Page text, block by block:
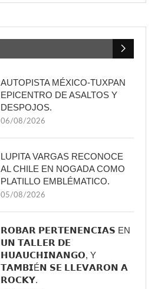
AUTOPISTA MÉXICO-TUXPAN
EPICENTRO DE ASALTOS Y
DESPOJOS.
06/08/2026
LUPITA VARGAS RECONOCE
AL CHILE EN NOGADA COMO
PLATILLO EMBLÉMATICO.
05/08/2026
𝗥𝗢𝗕𝗔𝗥 𝗣𝗘𝗥𝗧𝗘𝗡𝗘𝗡𝗖𝗜𝗔𝗦 EN
𝗨𝗡 𝗧𝗔𝗟𝗟𝗘𝗥 𝗗𝗘
𝗛𝗨𝗔𝗨𝗖𝗛𝗜𝗡𝗔𝗡𝗚𝗢, Y
𝗧𝗔𝗠𝗕𝗜É𝗡 𝗦𝗘 𝗟𝗟𝗘𝗩𝗔𝗥𝗢𝗡 𝗔
𝗥𝗢𝗖𝗞𝗬.